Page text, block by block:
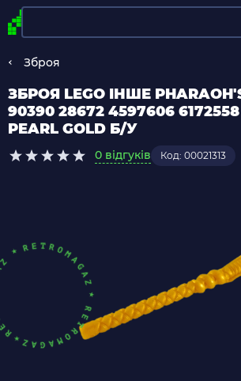
Зброя
ЗБРОЯ LEGO ІНШЕ
90390 28672 4597606
PEARL GOLD Б/У
0 відгуків Код: 00021313